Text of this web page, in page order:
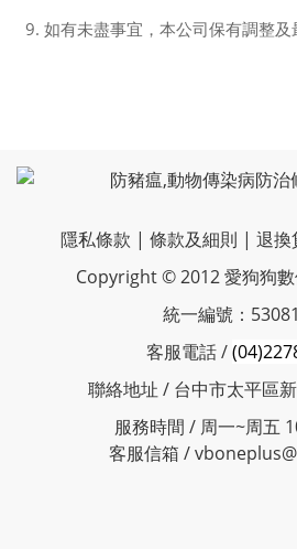
9. 如有未盡事宜，本公司保有調整及
隱私條款 | 條款及細則 | 退換
Copyright © 2012 愛狗狗
統一編號：
客服電話 /
聯絡地址 / 台中市太平區
服務時間 / 周一~周五
客服信箱 /